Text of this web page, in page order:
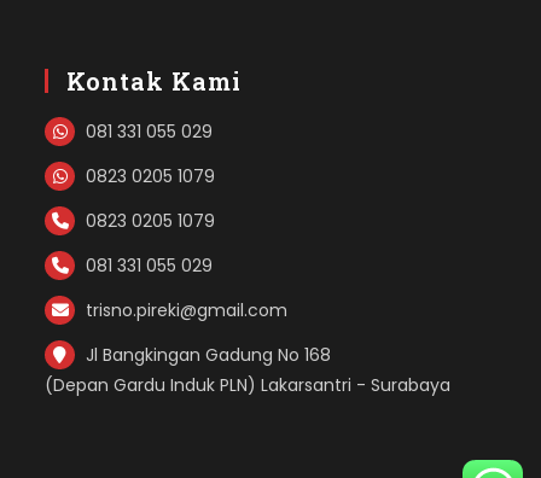
Kontak Kami
081 331 055 029
0823 0205 1079
0823 0205 1079
081 331 055 029
trisno.pireki@gmail.com
Jl Bangkingan Gadung No 168
(Depan Gardu Induk PLN) Lakarsantri - Surabaya